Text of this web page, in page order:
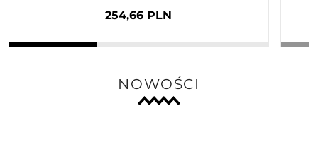
254,66 PLN
NOWOŚCI